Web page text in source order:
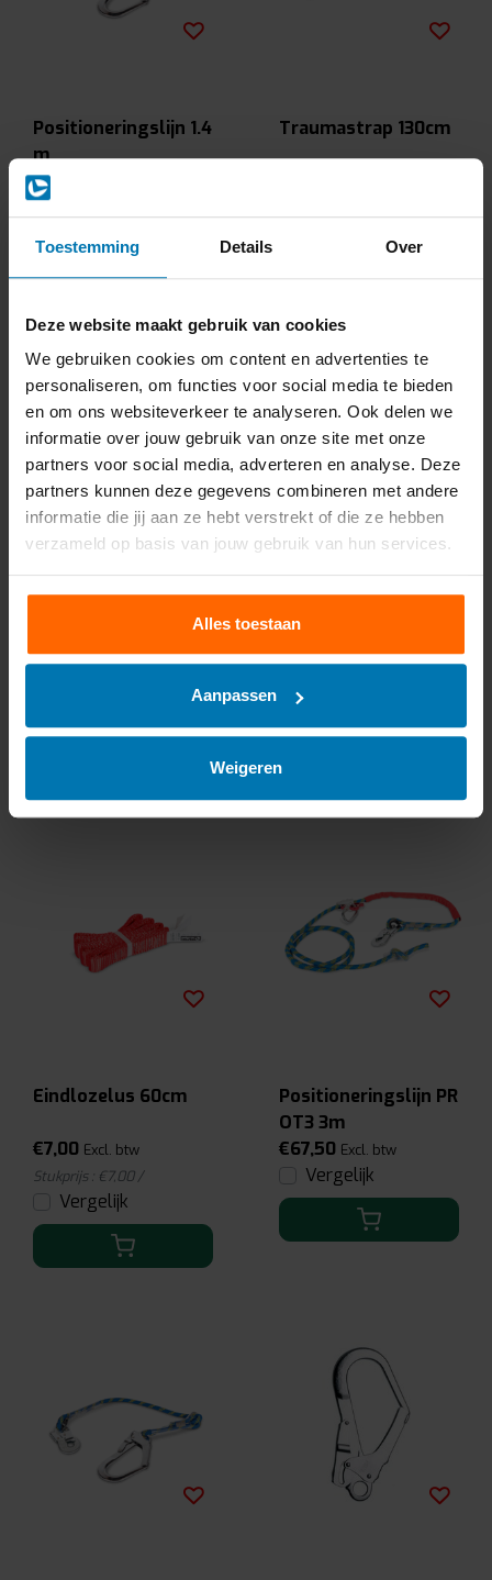
Toestemming Details Over
Deze website maakt gebruik van cookies
We gebruiken cookies om content en advertenties te
personaliseren, om functies voor social media te bieden
en om ons websiteverkeer te analyseren. Ook delen we
informatie over jouw gebruik van onze site met onze
partners voor social media, adverteren en analyse. Deze
partners kunnen deze gegevens combineren met andere
informatie die jij aan ze hebt verstrekt of die ze hebben
verzameld op basis van jouw gebruik van hun services.
Alles toestaan
Aanpassen
Weigeren
Positioneringslijn 1.4
m
€55,00
Traumastrap 130cm
Karabijnhaak PSAZ01
€7,80 Excl. btw
PS BW200 Valdempe
r
€18,00 Excl. btw
Eindlozelus 60cm
€7,00 Excl. btw
Stukprijs : €7,00 /
Vergelijk
Positioneringslijn PR
OT3 3m
€67,50 Excl. btw
Vergelijk